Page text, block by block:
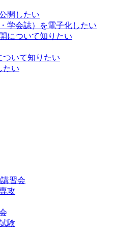
開したい
学会誌）を電子化したい
について知りたい
ついて知りたい
たい
習会
攻
験